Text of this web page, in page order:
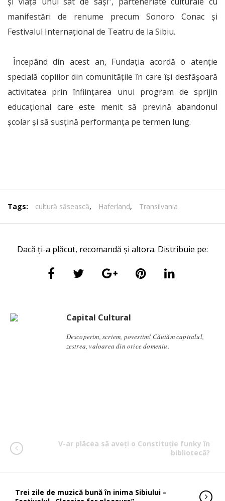
manifestări de renume precum Sonoro Conac și
Festivalul Internațional de Teatru de la Sibiu.
Începând din acest an, Fundația acordă o atenție
specială copiilor din comunitățile în care își desfășoară
activitatea prin înființarea unui program de sprijin
educațional care este menit să prevină abandonul
școlar și să susțină performanța pe termen lung.
Tags: cultură săsească, Haferland, Transilvania
Dacă ți-a plăcut, recomandă și altora. Distribuie pe:
Capital Cultural
Descoperim, scriem, povestim! Căutăm capitalul,
zestrea, valoarea din orice domeniu.
V-ar plăcea să aveți o Constituție funky în
bibliotecă?
Trei zile de muzică bună în inima Sibiului –